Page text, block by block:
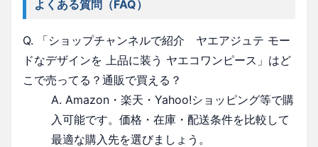
よくある質問（FAQ）
Q. 「ショップチャンネルで紹介 ヤエアジュテ モー
ドなデザインを 上品に装う ヤエコワンピース」はど
こで売ってる？通販で買える？
A. Amazon・楽天・Yahoo!ショッピング等で購
入可能です。価格・在庫・配送条件を比較して
最適な購入先を選びましょう。